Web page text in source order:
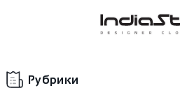
Корзина
В корзиненеттоваров
Рубрики